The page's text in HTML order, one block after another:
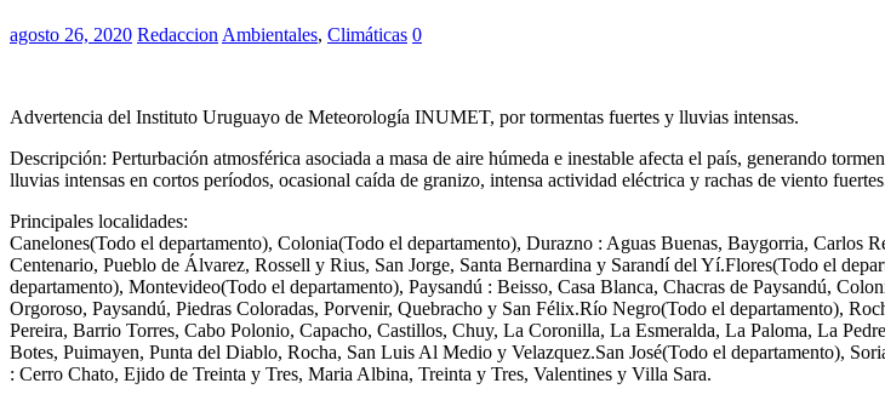
agosto 26, 2020 Redaccion Ambientales, Climáticas 0
Advertencia del Instituto Uruguayo de Meteorología INUMET, por tormentas fuertes y lluvias intensas.
Descripción: Perturbación atmosférica asociada a masa de aire húmeda e inestable afecta el país, generando
lluvias intensas en cortos períodos, ocasional caída de granizo, intensa actividad eléctrica y rachas de viento
Principales localidades:
Canelones(Todo el departamento), Colonia(Todo el departamento), Durazno : Aguas Buenas, Baygorria, Carlos
Centenario, Pueblo de Álvarez, Rossell y Rius, San Jorge, Santa Bernardina y Sarandí del Yí.Flores(Todo el
departamento), Montevideo(Todo el departamento), Paysandú : Beisso, Casa Blanca, Chacras de Paysandú,
Orgoroso, Paysandú, Piedras Coloradas, Porvenir, Quebracho y San Félix.Río Negro(Todo el departamento),
Pereira, Barrio Torres, Cabo Polonio, Capacho, Castillos, Chuy, La Coronilla, La Esmeralda, La Paloma, La
Botes, Puimayen, Punta del Diablo, Rocha, San Luis Al Medio y Velazquez.San José(Todo el departamento),
: Cerro Chato, Ejido de Treinta y Tres, Maria Albina, Treinta y Tres, Valentines y Villa Sara.